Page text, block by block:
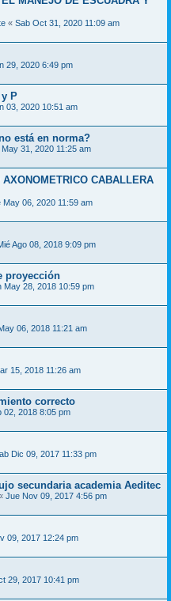
« Sab Oct 31, 2020 11:09 am
29, 2020 6:49 pm
P
03, 2020 10:51 am
está en norma?
May 31, 2020 11:25 am
CABALLERA
May 06, 2020 11:59 am
Ago 08, 2018 9:09 pm
proyección
May 28, 2018 10:59 pm
06, 2018 11:21 am
15, 2018 11:26 am
correcto
02, 2018 8:05 pm
Dic 09, 2017 11:33 pm
secundaria academia Aeditec
Jue Nov 09, 2017 4:56 pm
09, 2017 12:24 pm
29, 2017 10:41 pm